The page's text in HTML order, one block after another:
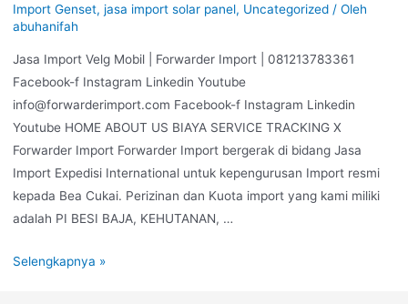
Import Genset, jasa import solar panel, Uncategorized/ Oleh
abuhanifah
Jasa Import Velg Mobil | Forwarder Import | 081213783361
Facebook-f Instagram Linkedin Youtube
info@forwarderimport.com Facebook-f Instagram Linkedin
Youtube HOME ABOUT US BIAYA SERVICE TRACKING X
Forwarder Import Forwarder Import bergerak di bidang Jasa
Import Expedisi International untuk kepengurusan Import resmi
kepada Bea Cukai. Perizinan dan Kuota import yang kami miliki
adalah PI BESI BAJA, KEHUTANAN, …
Selengkapnya »